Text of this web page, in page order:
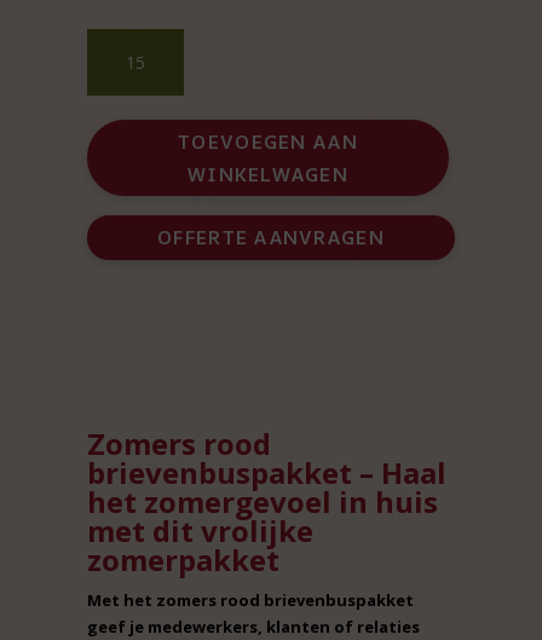
brievenbuspakket
zomerpakket
door
brievenbus
aantal
TOEVOEGEN AAN
WINKELWAGEN
OFFERTE AANVRAGEN
Zomers rood
brievenbuspakket – Haal
het zomergevoel in huis
met dit vrolijke
zomerpakket
Met het zomers rood brievenbuspakket
geef je medewerkers, klanten of relaties